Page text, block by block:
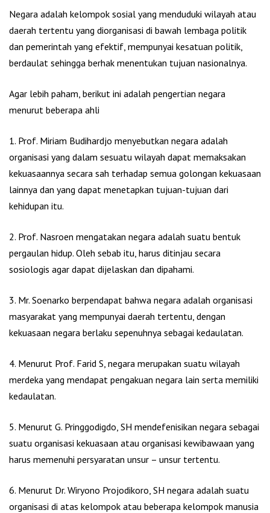
Negara adalah kelompok sosial yang menduduki wilayah atau
daerah tertentu yang diorganisasi di bawah lembaga politik
dan pemerintah yang efektif, mempunyai kesatuan politik,
berdaulat sehingga berhak menentukan tujuan nasionalnya.
Agar lebih paham, berikut ini adalah pengertian negara
menurut beberapa ahli
1. Prof. Miriam Budihardjo menyebutkan negara adalah
organisasi yang dalam sesuatu wilayah dapat memaksakan
kekuasaannya secara sah terhadap semua golongan kekuasaan
lainnya dan yang dapat menetapkan tujuan-tujuan dari
kehidupan itu.
2. Prof. Nasroen mengatakan negara adalah suatu bentuk
pergaulan hidup. Oleh sebab itu, harus ditinjau secara
sosiologis agar dapat dijelaskan dan dipahami.
3. Mr. Soenarko berpendapat bahwa negara adalah organisasi
masyarakat yang mempunyai daerah tertentu, dengan
kekuasaan negara berlaku sepenuhnya sebagai kedaulatan.
4. Menurut Prof. Farid S, negara merupakan suatu wilayah
merdeka yang mendapat pengakuan negara lain serta memiliki
kedaulatan.
5. Menurut G. Pringgodigdo, SH mendefenisikan negara sebagai
suatu organisasi kekuasaan atau organisasi kewibawaan yang
harus memenuhi persyaratan unsur – unsur tertentu.
6. Menurut Dr. Wiryono Projodikoro, SH negara adalah suatu
organisasi di atas kelompok atau beberapa kelompok manusia